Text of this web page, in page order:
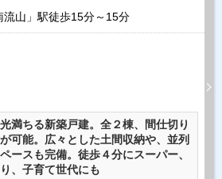
流山」駅徒歩15分～ 15分
満ちる新築戸建。全２棟、間仕切り
可能。広々とした土間収納や、並列
ースも完備。徒歩４分にスーパー、
、子育て世代にも